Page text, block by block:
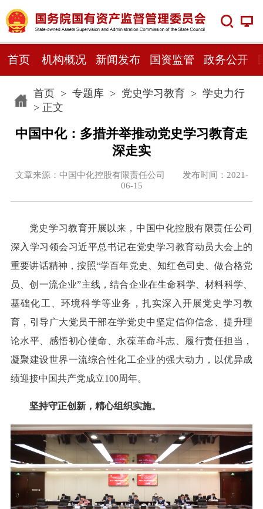
首页 机构概况 新闻发布 国资监管 政务公开
首页> 专题库> 党史学习教育> 学史力行
> 正文
中国中化：多措并举推动党史学习教育走
深走实
文章来源：中国中化控股有限责任公司 发布时间：2021-
06-15
党史学习教育开展以来，中国中化控股有限责任公司
深入学习领会习近平总书记在党史学习教育动员大会上的
重要讲话精神，按照“学百年党史、知红色司史、做合格党
员、创一流企业”主线，结合企业在生命科学、材料科学、
基础化工、环境科学等业务，扎实深入开展党史学习教
育，引导广大党员干部在学党史中坚定信仰信念、提升理
论水平、感悟初心使命、永葆革命斗志、履行责任担当，
凝聚建设世界一流综合性化工企业的强大动力，以优异成
绩迎接中国共产党成立100周年。
坚持守正创新，精心组织实施。